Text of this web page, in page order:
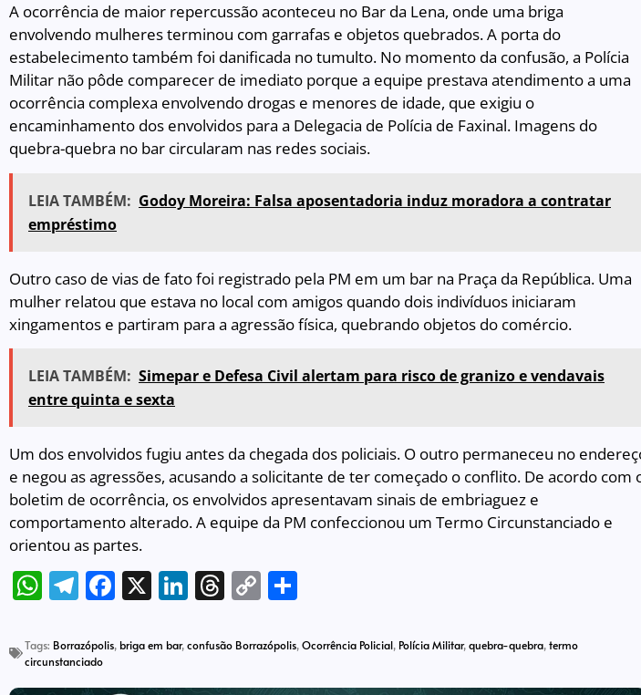
A ocorrência de maior repercussão aconteceu no Bar da Lena, onde uma briga
envolvendo mulheres terminou com garrafas e objetos quebrados. A porta do
estabelecimento também foi danificada no tumulto. No momento da confusão, a Polícia
Militar não pôde comparecer de imediato porque a equipe prestava atendimento a uma
ocorrência complexa envolvendo drogas e menores de idade, que exigiu o
encaminhamento dos envolvidos para a Delegacia de Polícia de Faxinal. Imagens do
quebra-quebra no bar circularam nas redes sociais.
LEIA TAMBÉM: Godoy Moreira: Falsa aposentadoria induz moradora a contratar
empréstimo
Outro caso de vias de fato foi registrado pela PM em um bar na Praça da República. Uma
mulher relatou que estava no local com amigos quando dois indivíduos iniciaram
xingamentos e partiram para a agressão física, quebrando objetos do comércio.
LEIA TAMBÉM: Simepar e Defesa Civil alertam para risco de granizo e vendavais
entre quinta e sexta
Um dos envolvidos fugiu antes da chegada dos policiais. O outro permaneceu no
e negou as agressões, acusando a solicitante de ter começado o conflito. De acordo com
boletim de ocorrência, os envolvidos apresentavam sinais de embriaguez e
comportamento alterado. A equipe da PM confeccionou um Termo Circunstanciado e
orientou as partes.
WhatsApp
Telegram
Facebook
X LinkedIn
Threads
Copy
Tags: Borrazópolis,briga em bar,confusão Borrazópolis,Ocorrência Policial, Polícia Militar,quebra-quebra,termo
circunstanciado